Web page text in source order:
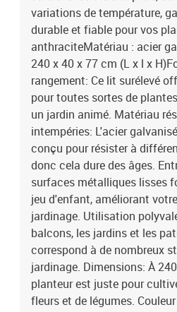
variations de température,
durable et fiable pour vos
anthraciteMatériau : acier
240 x 40 x 77 cm (L x l x
rangement: Ce lit surélevé
pour toutes sortes de
un jardin animé. Matériau
intempéries: L'acier
conçu pour résister à
donc cela dure des âges.
surfaces métalliques lisses
jeu d'enfant, améliorant
jardinage. Utilisation
balcons, les jardins et les
correspond à de nombreux
jardinage. Dimensions: À
planteur est juste pour
fleurs et de légumes.